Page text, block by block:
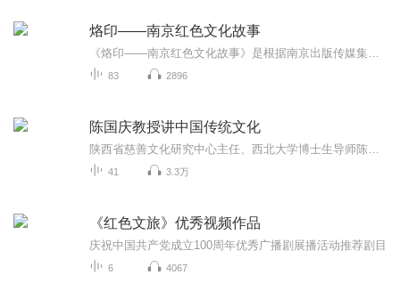
烙印——南京红色文化故事
83 2896
陈国庆教授讲中国传统文化
41 3.3万
《红色文旅》优秀视频作品
庆祝中国共产党成立100周年优秀广播剧展播活动推荐剧目
6 4067